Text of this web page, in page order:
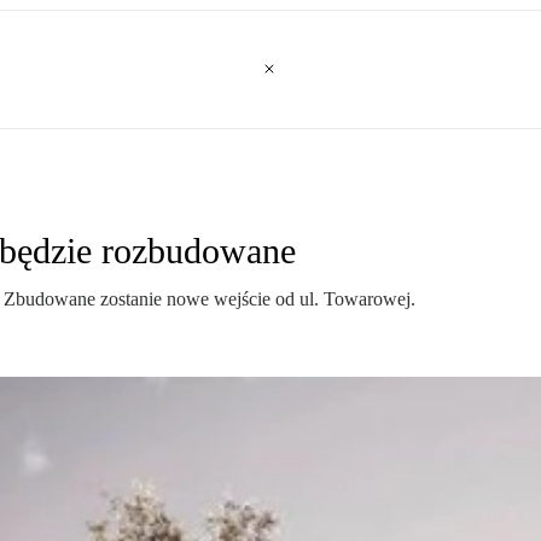
rozbudowane
zostanie nowe wejście od ul. Towarowej.